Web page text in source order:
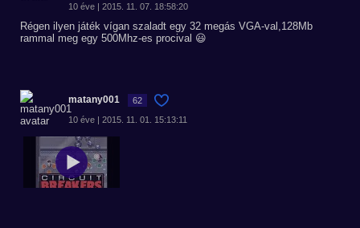
10 éve | 2015. 11. 07. 18:58:20
Régen ilyen játék vígan szaladt egy 32 megás VGA-val,128Mb
rammal meg egy 500Mhz-es procival 😃
matany001 62
10 éve | 2015. 11. 01. 15:13:11